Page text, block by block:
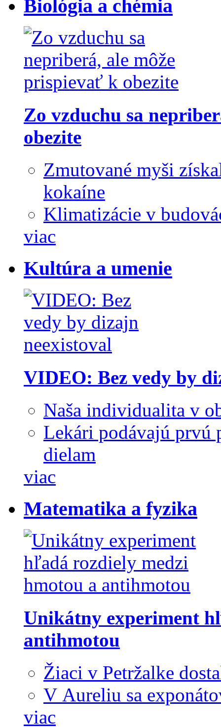
Biológia a chémia
Zo vzduchu sa
obezite
Zmutované myši
kokaíne
Klimatizácie v
viac
Kultúra a umenie
VIDEO: Bez vedy by
Naša individualita v
Lekári podávajú prvú
dielam
viac
Matematika a fyzika
Unikátny experiment
antihmotou
Žiaci v Petržalke
V Aureliu sa
viac